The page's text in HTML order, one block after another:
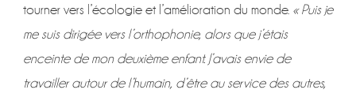
tourner vers l’écologie et l’amélioration du monde. « Puis je
me suis dirigée vers l’orthophonie, alors que j’étais
enceinte de mon deuxième enfant. J’avais envie de
travailler autour de l’humain, d’être au service des autres,